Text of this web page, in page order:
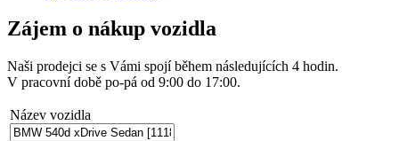
Zájem o nákup vozidla
Naši prodejci se s Vámi spojí během následujících 4 hodin.
V pracovní době po-pá od 9:00 do 17:00.
Název vozidla